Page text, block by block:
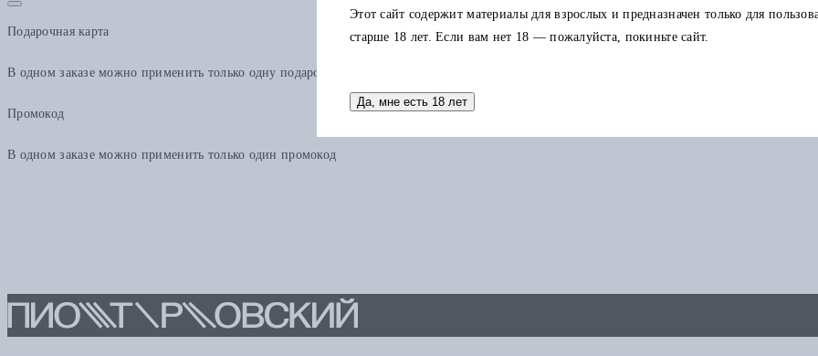
Подарочная карта
В одном заказе можно применить только одну подарочную карту. Остаток по карте можно использовать в других заказах.
Промокод
В одном заказе можно применить только один промокод
Этот сайт содержит материалы для взрослых и предназначен только для
старше 18 лет. Если вам нет 18 — пожалуйста, покиньте сайт.
Да, мне есть 18 лет